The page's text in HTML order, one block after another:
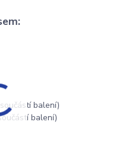
balení)
balení)